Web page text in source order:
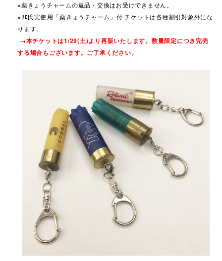
※薬きょうチャームの返品・交換はお受けできません。
※ﾘﾛ氏実使用「薬きょうチャーム」付 チケットは各種割引対象外にな
ります。
→本チケットは1/29(土)より再販いたします。数量限定につき完売
する場合もございます。ご了承ください。